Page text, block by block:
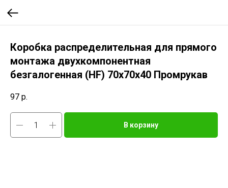
Коробка распределительная для прямого
монтажа двухкомпонентная
безгалогенная (HF) 70х70х40 Промрукав
97 р.
В корзину